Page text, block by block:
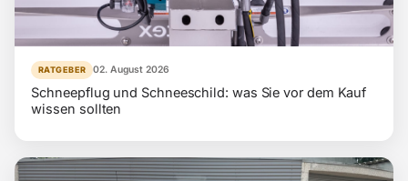
RATGEBER 02. August 2026
Schneepflug und Schneeschild: was Sie vor dem Kauf
wissen sollten